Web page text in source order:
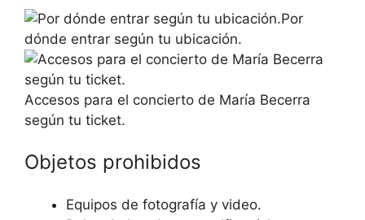
Por
dónde entrar según tu ubicación.
Accesos para el concierto de María Becerra
según tu ticket.
Objetos prohibidos
Equipos de fotografía y video.